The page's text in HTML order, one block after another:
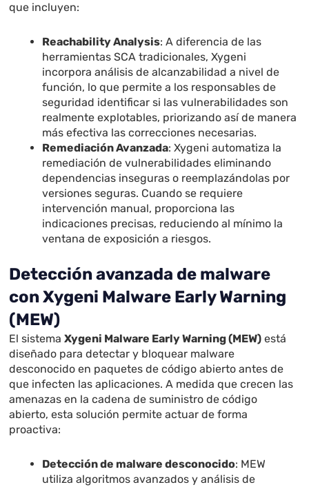
que incluyen:
Reachability Analysis: A diferencia de las
herramientas SCA tradicionales, Xygeni
incorpora análisis de alcanzabilidad a nivel de
función, lo que permite a los responsables de
seguridad identificar si las vulnerabilidades son
realmente explotables, priorizando así de manera
más efectiva las correcciones necesarias.
Remediación Avanzada: Xygeni automatiza la
remediación de vulnerabilidades eliminando
dependencias inseguras o reemplazándolas por
versiones seguras. Cuando se requiere
intervención manual, proporciona las
indicaciones precisas, reduciendo al mínimo la
ventana de exposición a riesgos.
Detección avanzada de malware
con Xygeni Malware Early Warning
(MEW)
El sistemaXygeni Malware Early Warning (MEW) está
diseñado para detectar y bloquear malware
desconocido en paquetes de código abierto antes de
que infecten las aplicaciones. A medida que crecen las
amenazas en la cadena de suministro de código
abierto, esta solución permite actuar de forma
proactiva:
Detección de malware desconocido: MEW
utiliza algoritmos avanzados y análisis de